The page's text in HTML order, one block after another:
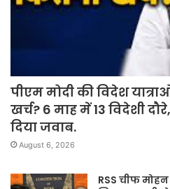
पीएम मोदी की विदेश
खर्च? 6 माह में 13 विदेशी
दिया जवाब.
August 6, 2026
RSS चीफ